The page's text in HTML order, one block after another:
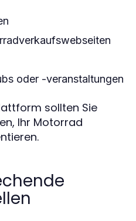
oder -veranstaltungen
sollten Sie
Ihr Motorrad